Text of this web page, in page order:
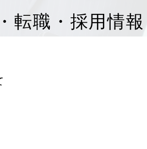
転職・採用情報